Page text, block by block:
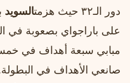
دور الـ٣٢ حيث هزمت
السويد
على باراجواي بصعوبة في
مبابي سبعة أهداف في خمس
صانعي الأهداف في